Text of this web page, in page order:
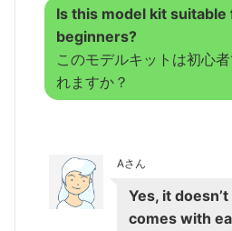
Is this model kit suitable
beginners?
このモデルキットは初心
れますか？
Aさん
Yes, it
comes with